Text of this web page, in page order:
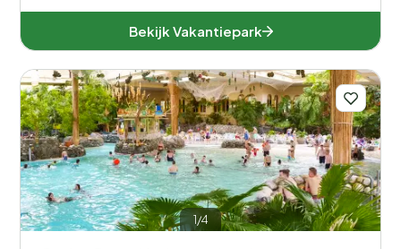
Plaatsen
Voor kinderen
Eten en drinken
Algemene parkfaciliteiten
Sport en recreatie
Zwemmen
Bekijk Vakantiepark
1/4